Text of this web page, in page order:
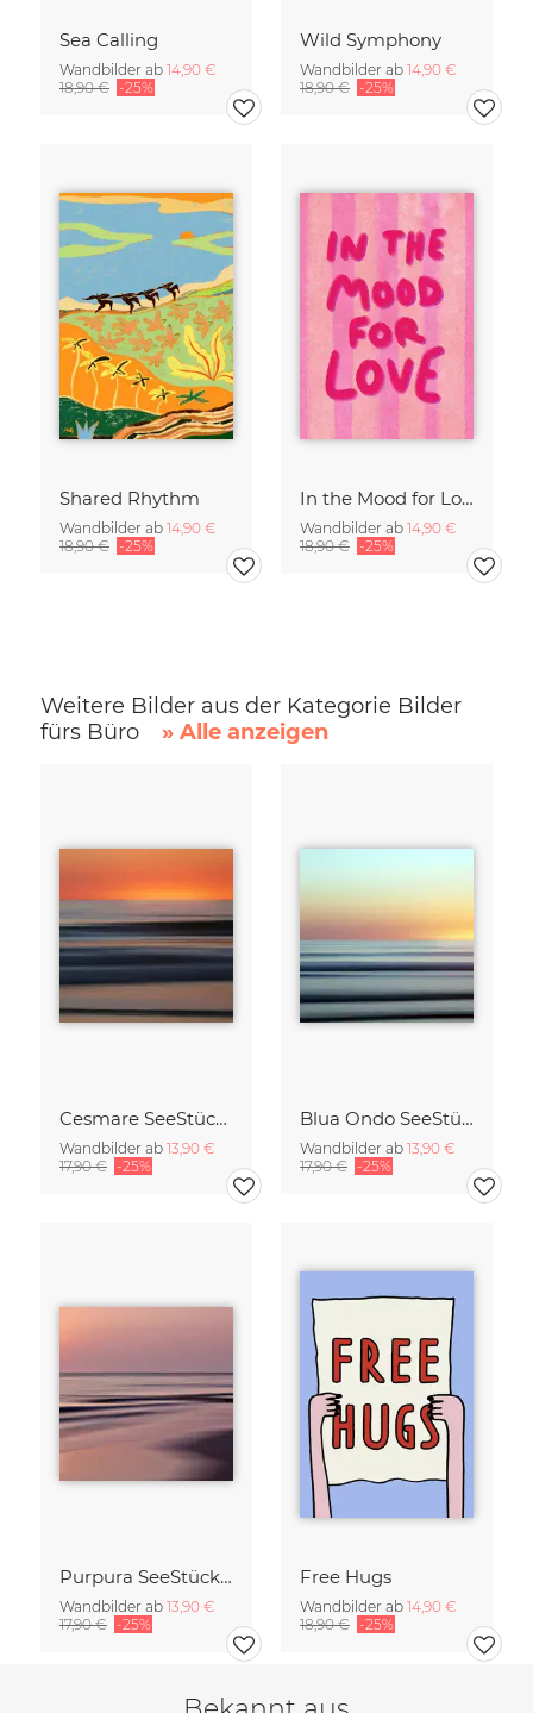
Sea Calling
Wandbilder ab 14,90 €
18,90 € -25%
Wild Symphony
Wandbilder ab 14,90 €
18,90 € -25%
Shared Rhythm
Wandbilder ab 14,90 €
18,90 € -25%
In the Mood for Love - Handlettering
Wandbilder ab 14,90 €
18,90 € -25%
Weitere Bilder aus der Kategorie Bilder
fürs Büro
» Alle anzeigen
Cesmare SeeStück No.09
Wandbilder ab 13,90 €
17,90 € -25%
Blua Ondo SeeStück No.14
Wandbilder ab 13,90 €
17,90 € -25%
Purpura SeeStück No.18
Wandbilder ab 13,90 €
17,90 € -25%
Free Hugs
Wandbilder ab 14,90 €
18,90 € -25%